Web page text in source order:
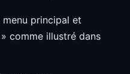
menu principal et
comme illustré dans